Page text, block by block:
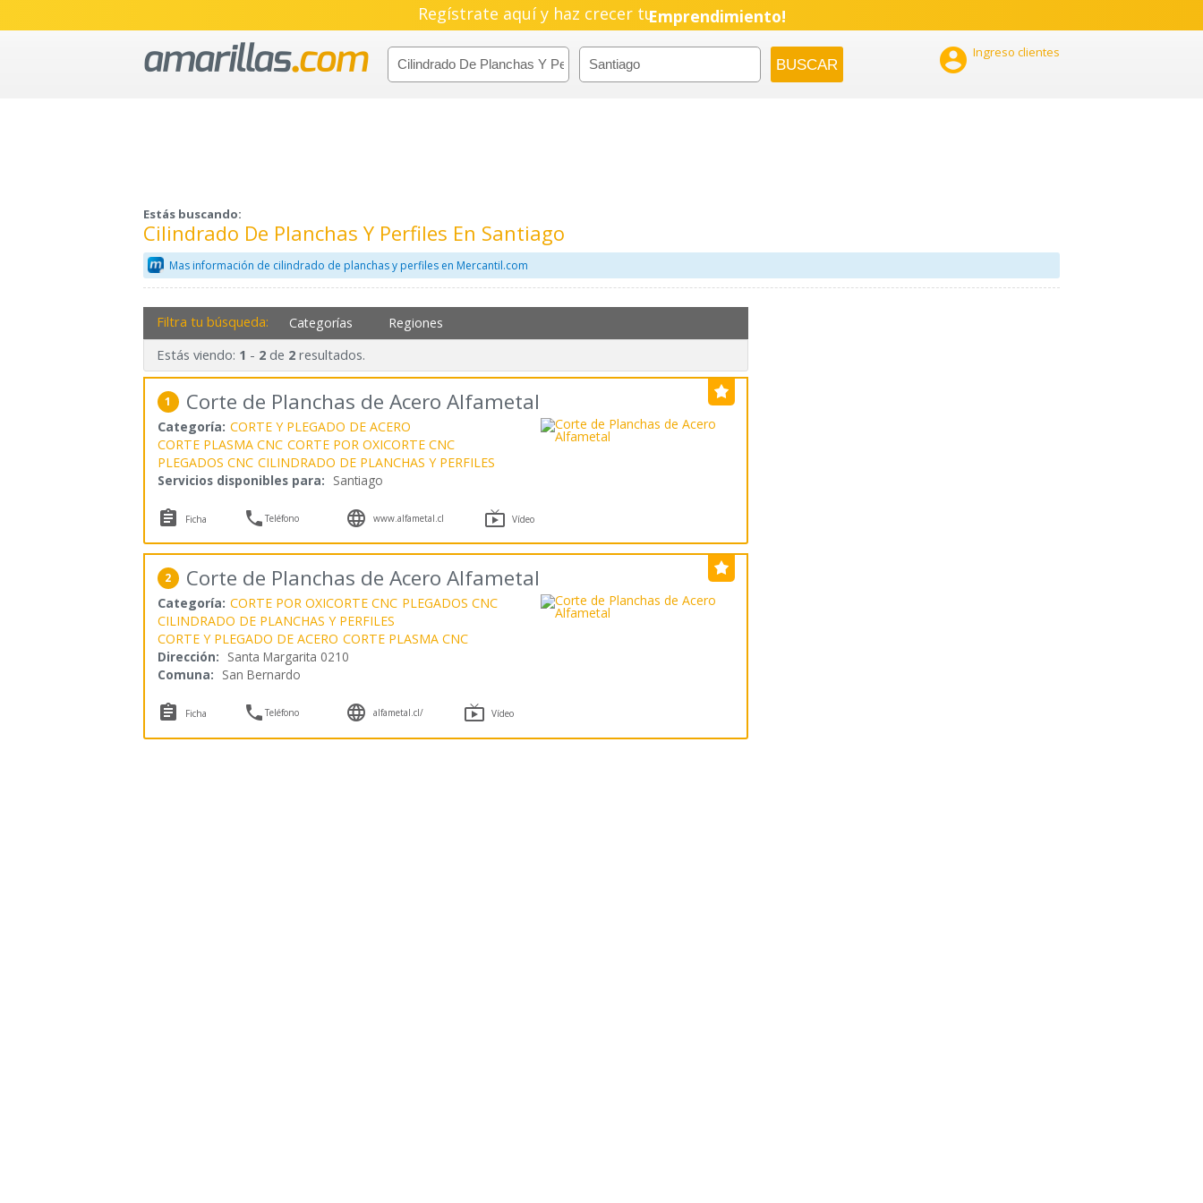
Regístrate aquí y haz crecer tuEmprendimiento!
 Ingreso clientes
Estás buscando:
Cilindrado De Planchas Y Perfiles En Santiago
Mas información de cilindrado de planchas y perfiles en Mercantil.com
Filtra tu búsqueda: Categorías Regiones
Estás viendo: 1 - 2de 2resultados.
1 Corte de Planchas de Acero Alfametal
Categoría: CORTE Y PLEGADO DE ACERO
CORTE PLASMA CNC CORTE POR OXICORTE CNC
PLEGADOS CNC CILINDRADO DE PLANCHAS Y PERFILES
Servicios disponibles para: Santiago
 Ficha Teléfono  www.alfametal.cl  Vídeo
2 Corte de Planchas de Acero Alfametal
Categoría: CORTE POR OXICORTE CNC PLEGADOS CNC
CILINDRADO DE PLANCHAS Y PERFILES
CORTE Y PLEGADO DE ACERO CORTE PLASMA CNC
Dirección: Santa Margarita 0210
Comuna: San Bernardo
 Ficha Teléfono  alfametal.cl/  Vídeo